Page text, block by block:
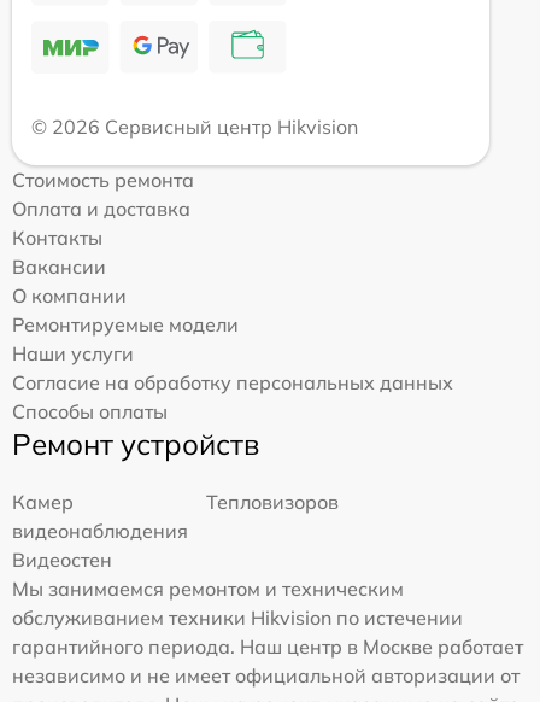
© 2026 Сервисный центр Hikvision
Стоимость ремонта
Оплата и доставка
Контакты
Вакансии
О компании
Ремонтируемые модели
Наши услуги
Согласие на обработку персональных данных
Способы оплаты
Ремонт устройств
Камер
видеонаблюдения
Тепловизоров
Видеостен
Мы занимаемся ремонтом и техническим
обслуживанием техники Hikvision по истечении
гарантийного периода. Наш центр в Москве работает
независимо и не имеет официальной авторизации от